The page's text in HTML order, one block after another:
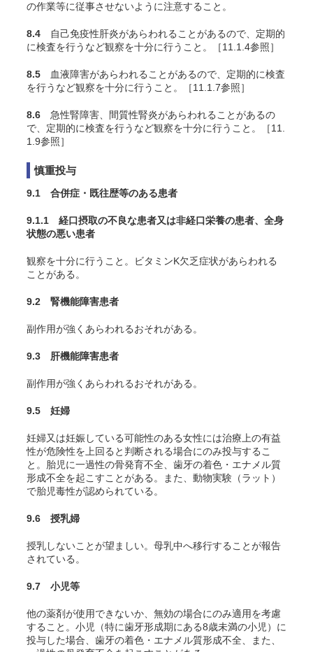
の作業等に従事させないように注意すること。
8.4 自己免疫性肝炎があらわれることがあるので、定期的
に検査を行うなど観察を十分に行うこと。［11.1.4参照］
8.5 血液障害があらわれることがあるので、定期的に検査
を行うなど観察を十分に行うこと。［11.1.7参照］
8.6 急性腎障害、間質性腎炎があらわれることがあるの
で、定期的に検査を行うなど観察を十分に行うこと。［11.
1.9参照］
慎重投与
9.1 合併症・既往歴等のある患者
9.1.1 経口摂取の不良な患者又は非経口栄養の患者、全身
状態の悪い患者
観察を十分に行うこと。ビタミンK欠乏症状があらわれる
ことがある。
9.2 腎機能障害患者
副作用が強くあらわれるおそれがある。
9.3 肝機能障害患者
副作用が強くあらわれるおそれがある。
9.5 妊婦
妊婦又は妊娠している可能性のある女性には治療上の有益
性が危険性を上回ると判断される場合にのみ投与するこ
と。胎児に一過性の骨発育不全、歯牙の着色・エナメル質
形成不全を起こすことがある。また、動物実験（ラット）
で胎児毒性が認められている。
9.6 授乳婦
授乳しないことが望ましい。母乳中へ移行することが報告
されている 。
9.7 小児等
他の薬剤が使用できないか、無効の場合にのみ適用を考慮
すること。小児（特に歯牙形成期にある8歳未満の小児）に
投与した場合、歯牙の着色・エナメル質形成不全、また、